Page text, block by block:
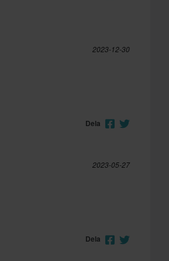
2023-12-30
Dela
2023-05-27
Dela